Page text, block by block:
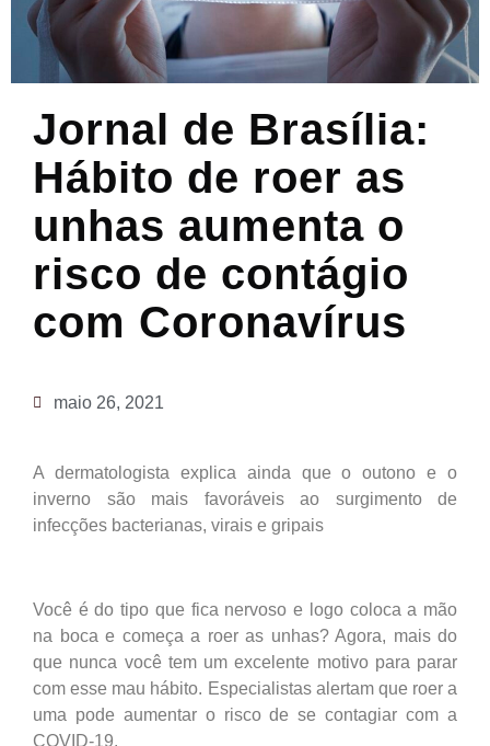
Jornal de Brasília:
Hábito de roer as
unhas aumenta o
risco de contágio
com Coronavírus
maio 26, 2021
A dermatologista explica ainda que o outono e o
inverno são mais favoráveis ao surgimento de
infecções bacterianas, virais e gripais
Você é do tipo que fica nervoso e logo coloca a mão
na boca e começa a roer as unhas? Agora, mais do
que nunca você tem um excelente motivo para parar
com esse mau hábito. Especialistas alertam que roer a
uma pode aumentar o risco de se contagiar com a
COVID-19.